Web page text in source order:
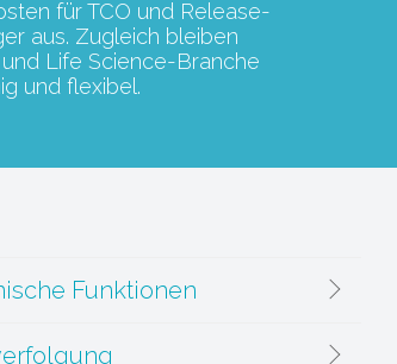
für TCO und Release-
aus. Zugleich bleiben
Life Science-Branche
und flexibel.
Funktionen